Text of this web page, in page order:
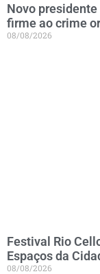
Novo
firme ao crime
08/08/2026
Festival Rio
Espaços da
08/08/2026